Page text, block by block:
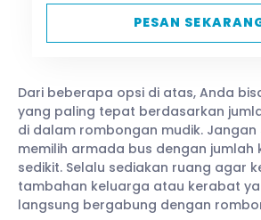
PESAN
Dari beberapa opsi di atas, Anda
yang paling tepat berdasarkan
di dalam rombongan mudik. Jangan
memilih armada bus dengan jumlah
sedikit. Selalu sediakan ruang agar
tambahan keluarga atau kerabat
langsung bergabung dengan